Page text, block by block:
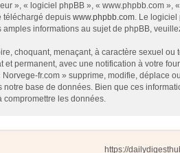
», « logiciel phpBB », « www.phpbb.com
téléchargé depuis www.phpbb.com. Le logiciel
informations au sujet de phpBB,
choquant, menaçant, à caractère sexuel
permanent, avec une notification à votre
fr.com » supprime, modifie,
base de données. Bien que ces
compromettre les données.
https://